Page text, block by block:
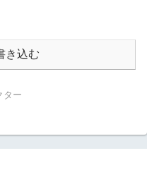
き込む
ター